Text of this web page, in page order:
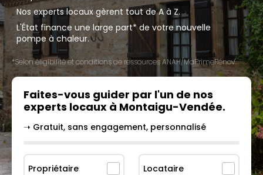
Nos experts locaux gèrent tout de A à Z.
L'État finance une large part* de votre nouvelle
pompe à chaleur.
*Selon éligibilité et conditions de ressources ANAH/MaPrimeRénov'.
Faites-vous guider par l'un de nos
experts locaux à Montaigu-Vendée.
➝ Gratuit, sans engagement, personnalisé
Propriétaire Locataire